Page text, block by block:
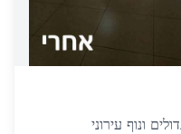
ונוף עירוני